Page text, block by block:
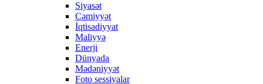
Siyasət
Cəmiyyət
İqtisadiyyat
Maliyyə
Enerji
Dünyada
Mədəniyyət
Foto sessiyalar